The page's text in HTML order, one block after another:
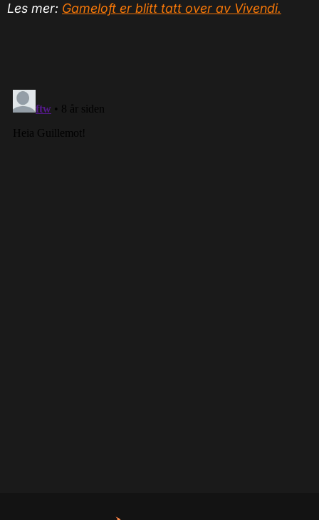
Les mer: Gameloft er blitt tatt over av Vivendi.